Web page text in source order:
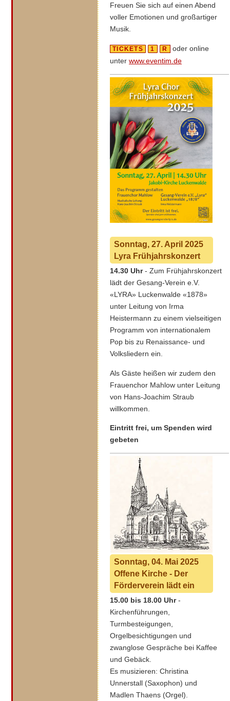
Freuen Sie sich auf einen Abend
voller Emotionen und großartiger
Musik.
TICKETS 1 R
oder online
unter www.eventim.de
Sonntag, 27. April 2025
Lyra Frühjahrskonzert
14.30 Uhr- Zum Frühjahrskonzert
lädt der Gesang-Verein e.V.
«LYRA» Luckenwalde «1878»
unter Leitung von Irma
Heistermann zu einem vielseitigen
Programm von internationalem
Pop bis zu Renaissance- und
Volksliedern ein.
Als Gäste heißen wir zudem den
Frauenchor Mahlow unter Leitung
von Hans-Joachim Straub
willkommen.
Eintritt frei, um Spenden wird
gebeten
Sonntag, 04. Mai 2025
Offene Kirche - Der
Förderverein lädt ein
15.00 bis 18.00 Uhr-
Kirchenführungen,
Turmbesteigungen,
Orgelbesichtigungen und
zwanglose Gespräche bei Kaffee
und Gebäck.
Es musizieren: Christina
Unnerstall (Saxophon) und
Madlen Thaens (Orgel).